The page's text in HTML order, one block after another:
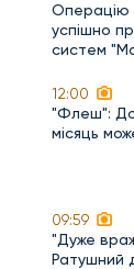
Операцію
успішно
систем
12:00
"Флеш": До
місяць
09:59
"Дуже
Ратушний